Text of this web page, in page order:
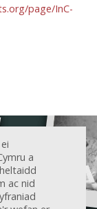
page/InC-
a
ac nid